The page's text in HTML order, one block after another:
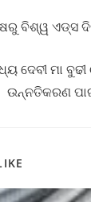
ବିଶ୍ୱ ଏଡ୍‌ସ
ଦେବୀ ମା ବୁଢୀ
ଉନ୍ନତିକରଣ